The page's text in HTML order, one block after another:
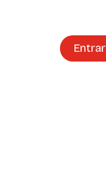
Entrar